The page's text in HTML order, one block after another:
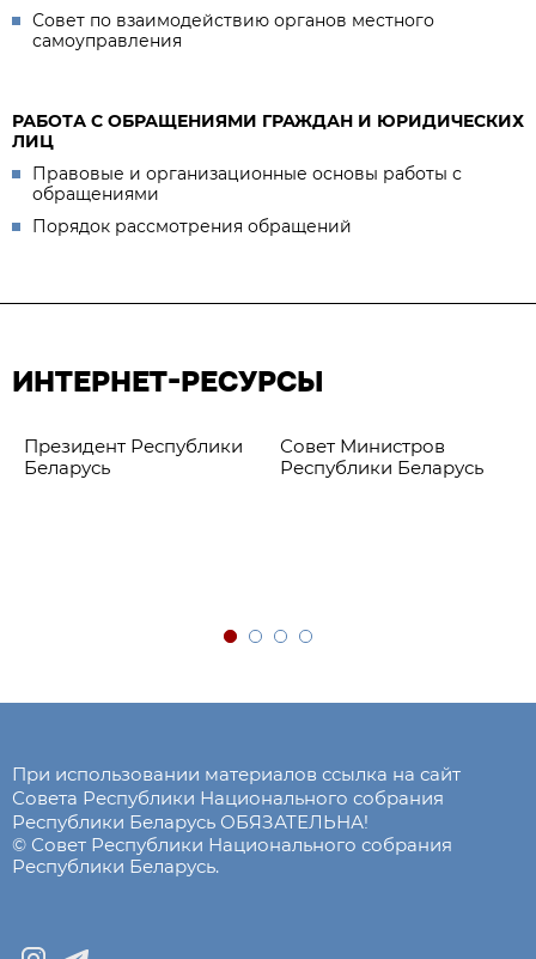
Совет по взаимодействию органов местного
самоуправления
РАБОТА С ОБРАЩЕНИЯМИ ГРАЖДАН И ЮРИДИЧЕСКИХ
ЛИЦ
Правовые и организационные основы работы с
обращениями
Порядок рассмотрения обращений
ИНТЕРНЕТ-РЕСУРСЫ
Президент Республики
Беларусь
Совет Министров
Республики Беларусь
При использовании материалов ссылка на сайт
Совета Республики Национального собрания
Республики Беларусь ОБЯЗАТЕЛЬНА!
© Совет Республики Национального собрания
Республики Беларусь.